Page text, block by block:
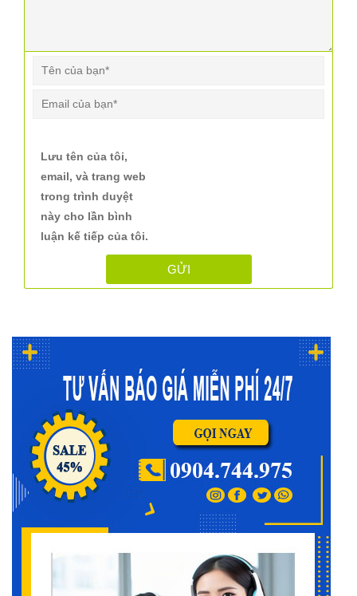
Lưu tên của tôi,
email, và trang web
trong trình duyệt
này cho lần bình
luận kế tiếp của tôi.